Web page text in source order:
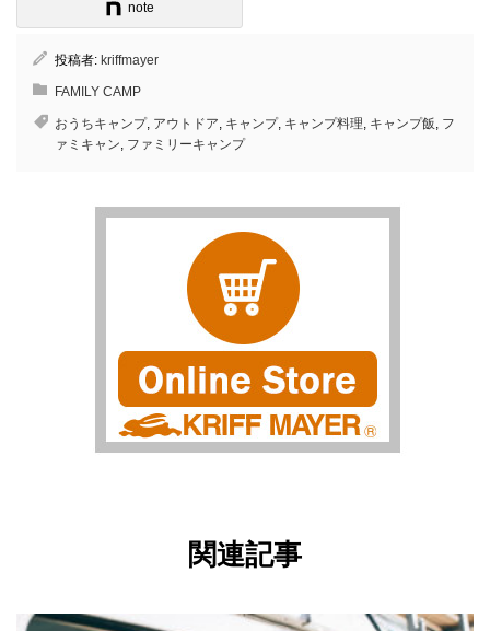
note
投稿者: kriffmayer
FAMILY CAMP
おうちキャンプ, アウトドア, キャンプ, キャンプ料理, キャンプ飯, フ
ァミキャン, ファミリーキャンプ
関連記事